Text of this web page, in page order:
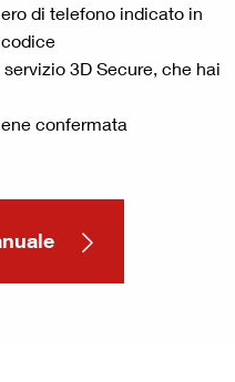
di telefono indicato in
3D Secure, che hai
confermata